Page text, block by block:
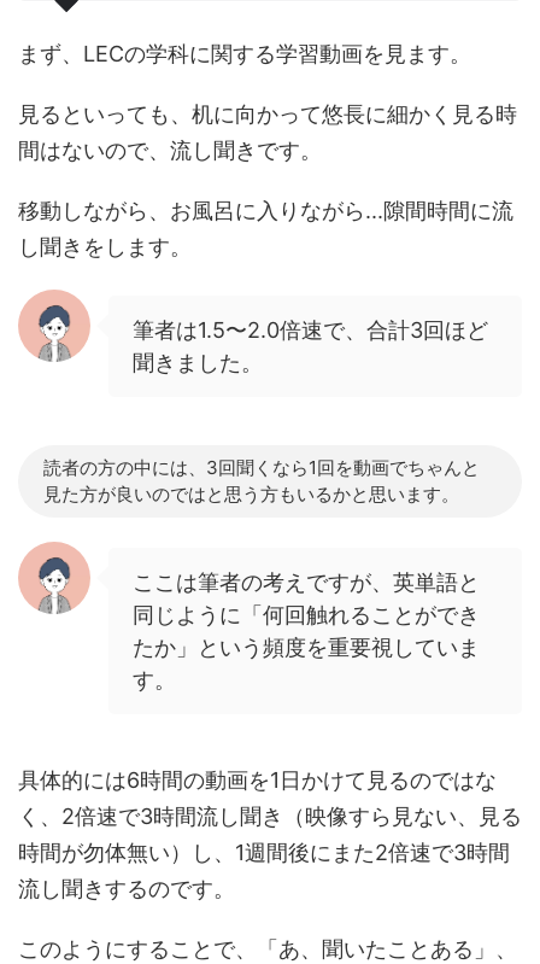
まず、LECの学科に関する学習動画を見ます。
見るといっても、机に向かって悠長に細かく見る時
間はないので、流し聞きです。
移動しながら、お風呂に入りながら...隙間時間に流
し聞きをします。
筆者は1.5〜2.0倍速で、合計3回ほど
聞きました。
読者の方の中には、3回聞くなら1回を動画でちゃんと
見た方が良いのではと思う方もいるかと思います。
ここは筆者の考えですが、英単語と
同じように「何回触れることができ
たか」という頻度を重要視していま
す。
具体的には6時間の動画を1日かけて見るのではな
く、2倍速で3時間流し聞き（映像すら見ない、見る
時間が勿体無い）し、1週間後にまた2倍速で3時間
流し聞きするのです。
このようにすることで、「あ、聞いたことある」、